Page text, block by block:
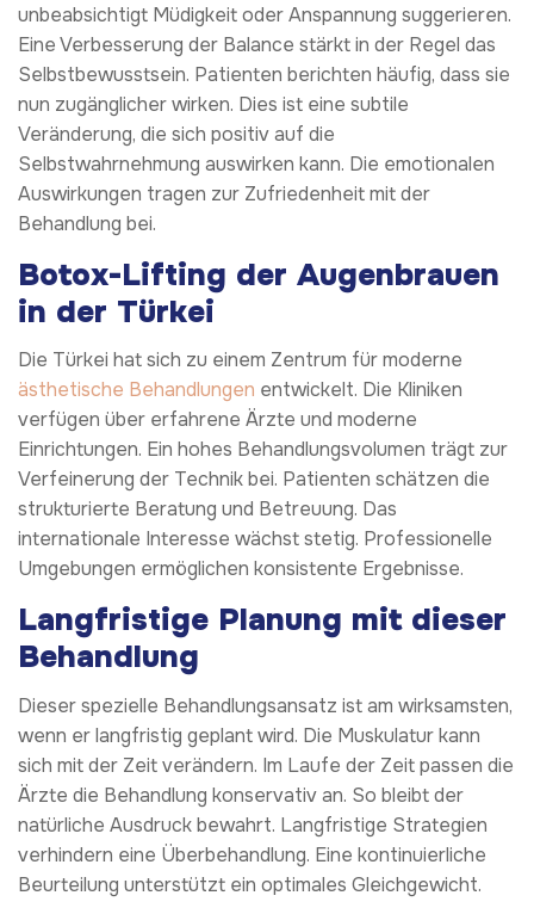
unbeabsichtigt Müdigkeit oder Anspannung suggerieren.
Eine Verbesserung der Balance stärkt in der Regel das
Selbstbewusstsein. Patienten berichten häufig, dass sie
nun zugänglicher wirken. Dies ist eine subtile
Veränderung, die sich positiv auf die
Selbstwahrnehmung auswirken kann. Die emotionalen
Auswirkungen tragen zur Zufriedenheit mit der
Behandlung bei.
Botox-Lifting der Augenbrauen
in der Türkei
Die Türkei hat sich zu einem Zentrum für moderne
ästhetische Behandlungen entwickelt. Die Kliniken
verfügen über erfahrene Ärzte und moderne
Einrichtungen. Ein hohes Behandlungsvolumen trägt zur
Verfeinerung der Technik bei. Patienten schätzen die
strukturierte Beratung und Betreuung. Das
internationale Interesse wächst stetig. Professionelle
Umgebungen ermöglichen konsistente Ergebnisse.
Langfristige Planung mit dieser
Behandlung
Dieser spezielle Behandlungsansatz ist am wirksamsten,
wenn er langfristig geplant wird. Die Muskulatur kann
sich mit der Zeit verändern. Im Laufe der Zeit passen die
Ärzte die Behandlung konservativ an. So bleibt der
natürliche Ausdruck bewahrt. Langfristige Strategien
verhindern eine Überbehandlung. Eine kontinuierliche
Beurteilung unterstützt ein optimales Gleichgewicht.